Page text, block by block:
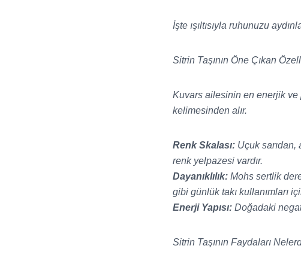
İşte ışıltısıyla ruhunuzu
Sitrin Taşının Öne Çıkan
Kuvars ailesinin en enerjik ve
kelimesinden alır.
Renk Skalası: Uçuk sarıdan,
renk yelpazesi vardır.
Dayanıklılık: Mohs sertlik
gibi günlük takı kullanımları
Enerji Yapısı: Doğadaki
Sitrin Taşının Faydaları